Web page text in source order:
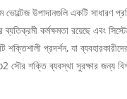
উপাদানগুলি একটি সাধারণ
কর্মক্ষমতা রয়েছে এবং
শক্তিশালী প্রদর্শন, যা
শক্তি ব্যবস্থা সুরক্ষার জন্য